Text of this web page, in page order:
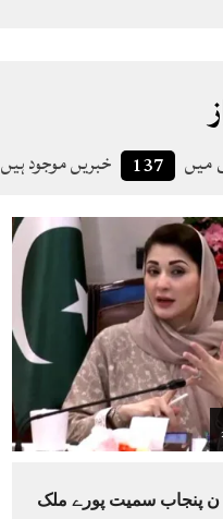
میں 137 خبریں موجود ہیں
33°C
07:00
34°C
08:00
36°C
پنجاب سمیت پورے ملک